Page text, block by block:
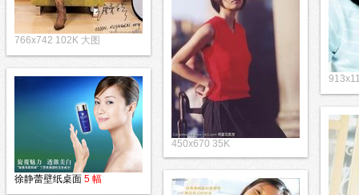
766x742 102K 大图
450x670 35K
徐静蕾壁纸桌面 5 幅